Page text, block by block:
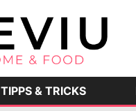
TIPPS & TRICKS